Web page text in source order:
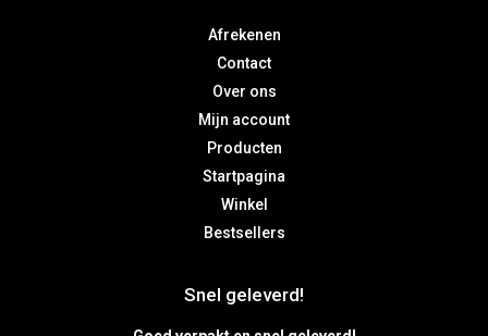
Afrekenen
Contact
Over ons
Mijn account
Producten
Startpagina
Winkel
Bestsellers
Snel geleverd!